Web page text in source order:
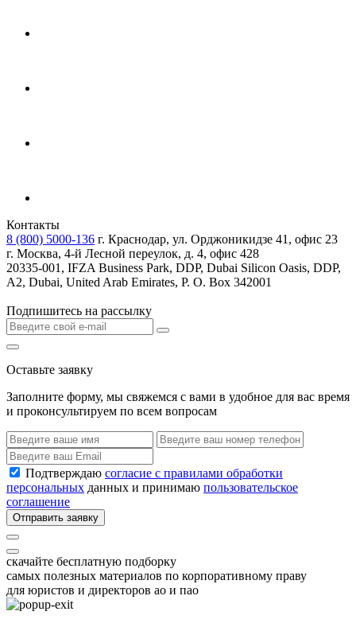
Контакты
8 (800) 5000-136 г. Краснодар, ул. Орджоникидзе 41, офис 23
г. Москва, 4-й Лесной переулок, д. 4, офис 428
20335-001, IFZA Business Park, DDP, Dubai Silicon Oasis, DDP,
A2, Dubai, United Arab Emirates, P. O. Box 342001
Подпишитесь на рассылку
Оставьте заявку
Заполните форму, мы свяжемся с вами в удобное для вас время
и проконсультируем по всем вопросам
Подтверждаю согласие с правилами обработки
персональных данных и принимаю пользовательское
соглашение
Отправить заявку
скачайте бесплатную подборку
самых полезных материалов по корпоративному праву
для юристов и директоров ао и пао